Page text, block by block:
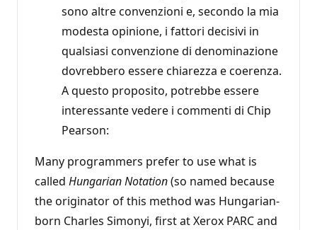
sono altre convenzioni e, secondo la mia
modesta opinione, i fattori decisivi in
qualsiasi convenzione di denominazione
dovrebbero essere chiarezza e coerenza.
A questo proposito, potrebbe essere
interessante vedere i commenti di Chip
Pearson:
Many programmers prefer to use what is
called Hungarian Notation(so named because
the originator of this method was Hungarian-
born Charles Simonyi, first at Xerox PARC and